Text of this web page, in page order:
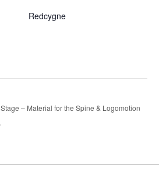
Redcygne
Stage – Material for the Spine & Logomotion